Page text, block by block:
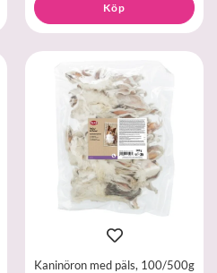
Köp
Kaninöron med päls, 100/500g